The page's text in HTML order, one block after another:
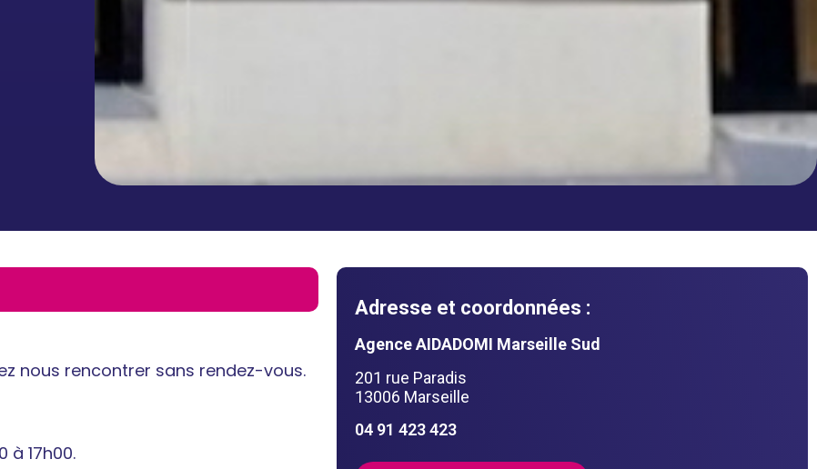
nous rencontrer sans rendez-vous.
à 17h00.
Adresse et coordonnées :
Agence AIDADOMI Marseille Sud
201 rue Paradis
13006 Marseille
04 91 423 423